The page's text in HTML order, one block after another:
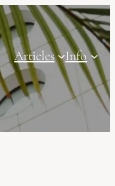
Articles Info